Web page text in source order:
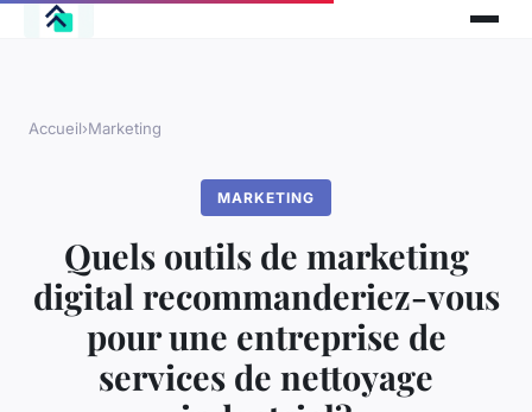
Accueil›Marketing
MARKETING
Quels outils de marketing
digital recommanderiez-vous
pour une entreprise de
services de nettoyage